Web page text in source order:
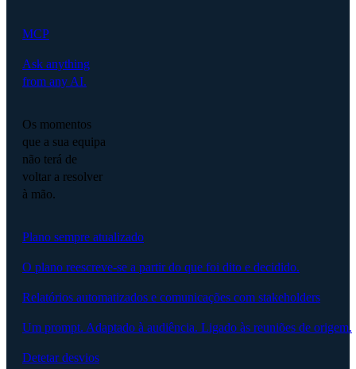
MCP
Ask anything
from any AI.
Os momentos
que a sua equipa
não terá de
voltar a resolver
à mão.
Plano sempre atualizado
O plano reescreve-se a partir do que foi dito e decidido.
Relatórios automatizados e comunicações com stakeholders
Um prompt. Adaptado à audiência. Ligado às reuniões de origem.
Detetar desvios